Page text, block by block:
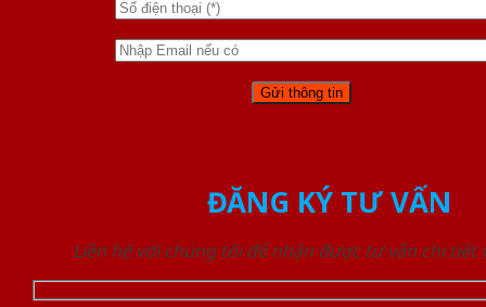
ĐĂNG KÝ TƯ VẤN
Liên hệ với chúng tôi để nhận được tư vấn chi tiết